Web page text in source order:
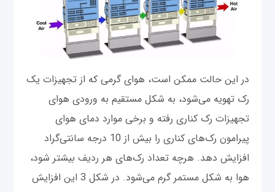
در این حالت ممکن است، هوای گرمی که از تجهیزات یک
رک تهویه می‌شود، به شکل مستقیم به ورودی هوای
تجهیزات رک کناری رفته و برخی موارد دمای هوای
پیرامون رک‌های کناری را بیش از 10 درجه سانتی‌گراد
افزایش دهد. هرچه تعداد رک‌های هر ردیف بیشتر شود،
هوا به شکل مستمر گرم می‌شود. در شکل 3 این افزایش